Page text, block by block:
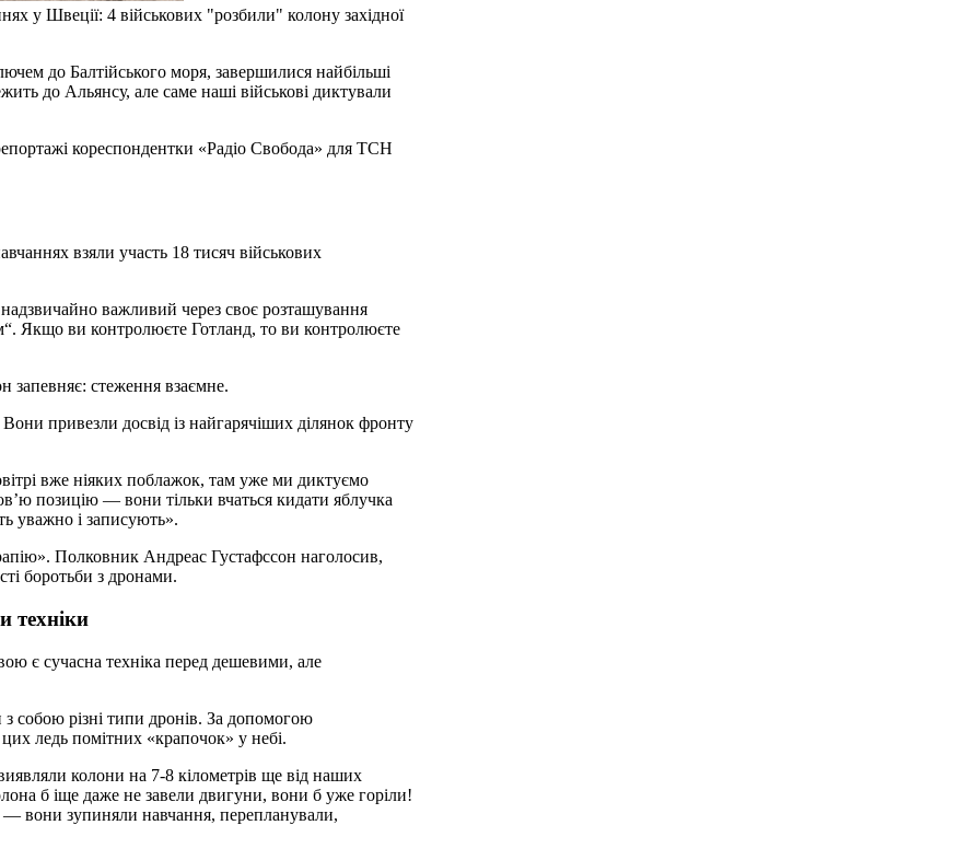
у Швеції: 4 військових "розбили" колону західної
до Альянсу, але саме наші військові диктували
кореспондентки «Радіо Свобода» для ТСН
взяли участь 18 тисяч військових
важливий через своє розташування
Якщо ви контролюєте Готланд, то ви контролюєте
запевняє: стеження взаємне.
привезли досвід із найгарячіших ділянок фронту
вже ніяких поблажок, там уже ми диктуємо
позицію — вони тільки вчаться кидати яблучка
уважно і записують».
Полковник Андреас Густафссон наголосив,
боротьби з дронами.
техніки
є сучасна техніка перед дешевими, але
собою різні типи дронів. За допомогою
ледь помітних «крапочок» у небі.
колони на 7-8 кілометрів ще від наших
б іще даже не завели двигуни, вони б уже горіли!
вони зупиняли навчання, перепланували,